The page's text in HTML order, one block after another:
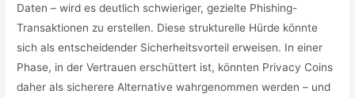
Daten – wird es deutlich schwieriger, gezielte Phishing-
Transaktionen zu erstellen. Diese strukturelle Hürde könnte
sich als entscheidender Sicherheitsvorteil erweisen. In einer
Phase, in der Vertrauen erschüttert ist, könnten Privacy Coins
daher als sicherere Alternative wahrgenommen werden – und